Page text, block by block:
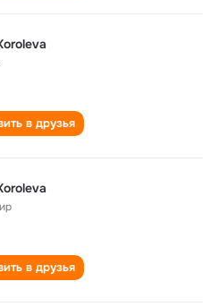
в друзья
в друзья